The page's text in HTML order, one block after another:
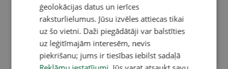
ģeolokācijas datus un ierīces
raksturlielumus. Jūsu izvēles attiecas tikai
uz šo vietni. Daži piegādātāji var balstīties
uz leģitīmajām interesēm, nevis
piekrišanu; jums ir tiesības iebilst sadaļā